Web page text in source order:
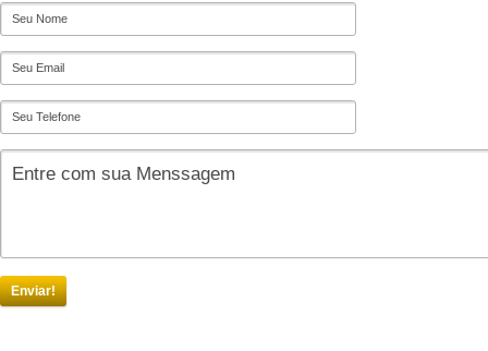
Enviar!